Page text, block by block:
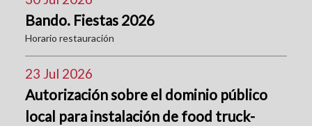
Bando. Fiestas 2026
Horario restauración
23 Jul 2026
Autorización sobre el dominio público
local para instalación de food truck-